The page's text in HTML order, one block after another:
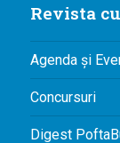
Revista
Agenda și
Concursuri
Digest